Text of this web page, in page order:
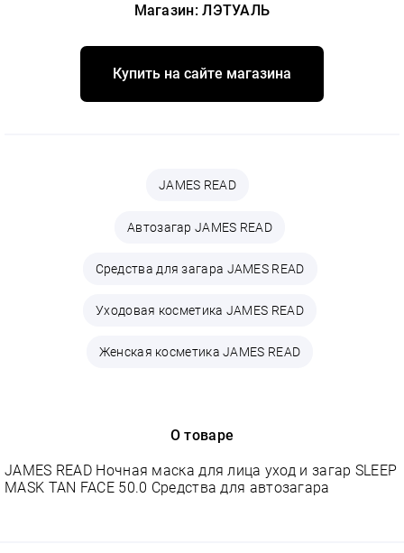
Магазин: ЛЭТУАЛЬ
Купить на сайте магазина
JAMES READ
Автозагар JAMES READ
Средства для загара JAMES READ
Уходовая косметика JAMES READ
Женская косметика JAMES READ
О товаре
JAMES READ Ночная маска для лица уход и загар SLEEP
MASK TAN FACE 50.0 Средства для автозагара